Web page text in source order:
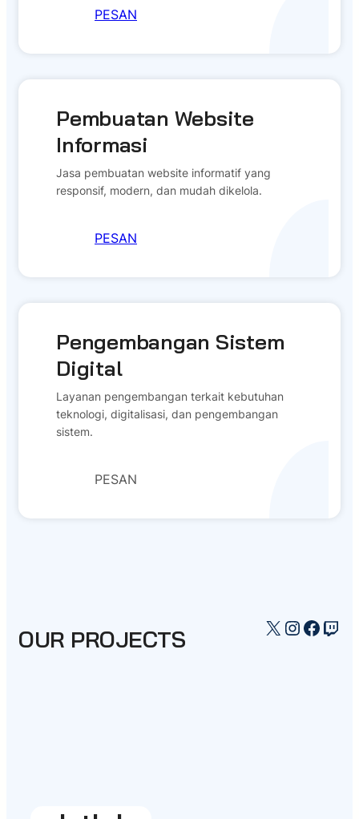
PESAN
Pembuatan Website
Informasi
Jasa pembuatan website informatif yang
responsif, modern, dan mudah dikelola.
PESAN
Pengembangan Sistem
Digital
Layanan pengembangan terkait kebutuhan
teknologi, digitalisasi, dan pengembangan
sistem.
PESAN
OUR PROJECTS X